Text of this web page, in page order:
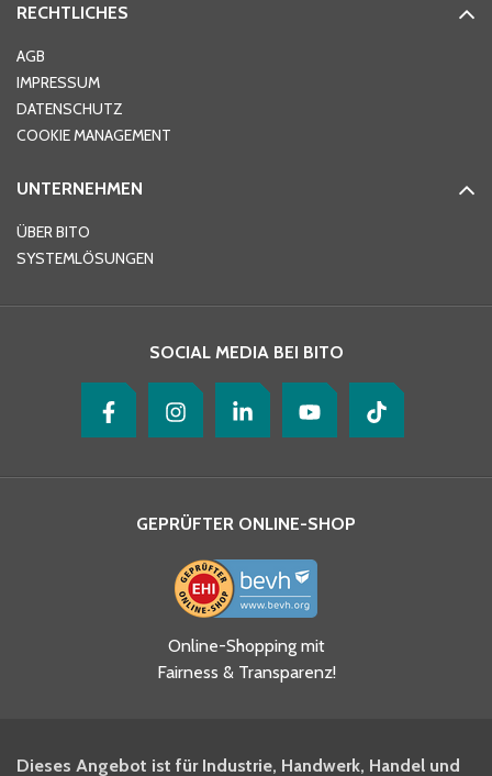
Ort*
Telefon
Ja, ich habe die
Datenschutzhinweise gelesen
und akzeptiere diese.
RECHTLICHES
AGB
IMPRESSUM
DATENSCHUTZ
COOKIE MANAGEMENT
UNTERNEHMEN
ÜBER BITO
SYSTEMLÖSUNGEN
SOCIAL MEDIA BEI BITO
GEPRÜFTER ONLINE-SHOP
Online-Shopping mit
Fairness & Transparenz!
Dieses Angebot ist für Industrie, Handwerk, Handel und